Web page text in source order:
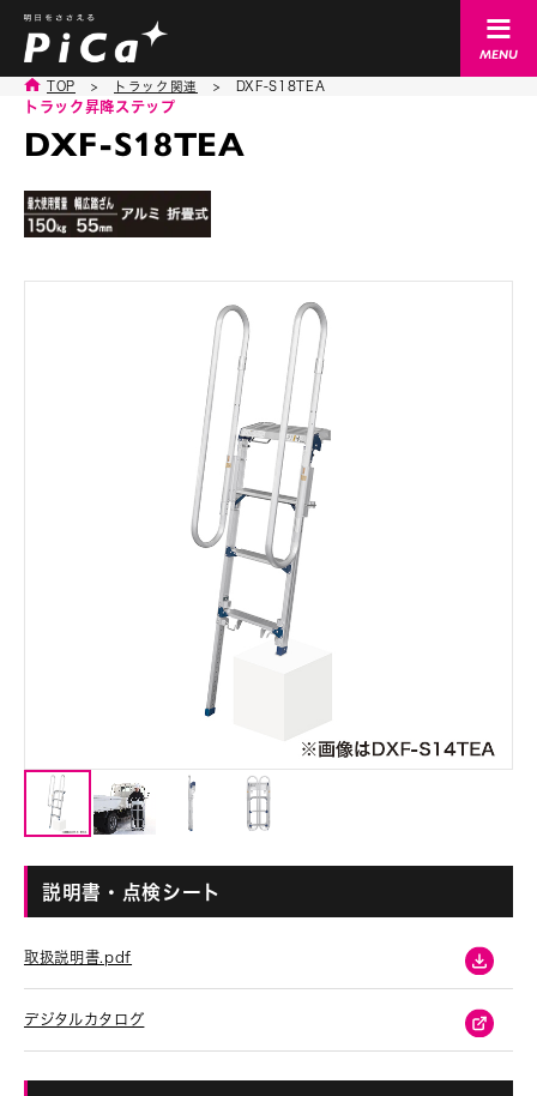
TOP > トラック関連 > DXF-S18TEA
DXF-S18TEA
トラック昇降ステップ
説明書・点検シート
取扱説明書.pdf
デジタルカタログ